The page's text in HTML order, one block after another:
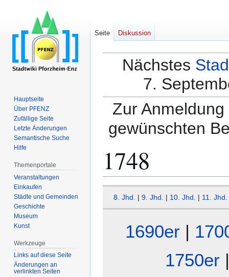
Nächstes
7.
Zur
gewünschten
1748
Navigation
Suche
8. Jhd. | 9. Jhd. | 10. Jhd. | 11. Jhd.
1690er |
1750er
Seite Diskussion
Hauptseite
Über PFENZ
Zufällige Seite
Letzte Änderungen
Semantische Suche
Hilfe
Themenportale
Veranstaltungen
Einkaufen
Städte und Gemeinden
Geschichte
Museum
Kunst
Werkzeuge
Links auf diese Seite
Änderungen an
verlinkten Seiten